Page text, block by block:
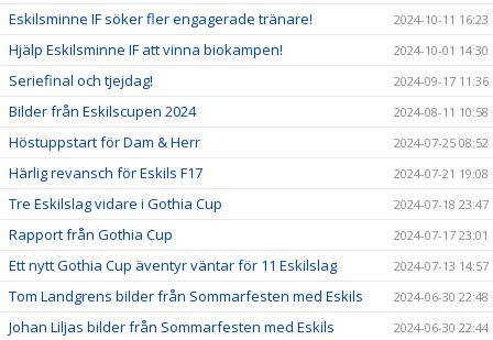
Eskilsminne IF söker fler engagerade tränare! 2024-10-11 16:23
Hjälp Eskilsminne IF att vinna biokampen! 2024-10-01 14:30
Seriefinal och tjejdag! 2024-09-17 11:36
Bilder från Eskilscupen 2024 2024-08-11 10:58
Höstuppstart för Dam & Herr 2024-07-25 08:52
Härlig revansch för Eskils F17 2024-07-21 19:08
Tre Eskilslag vidare i Gothia Cup 2024-07-18 23:47
Rapport från Gothia Cup 2024-07-17 23:01
Ett nytt Gothia Cup äventyr väntar för 11 Eskilslag 2024-07-13 14:57
Tom Landgrens bilder från Sommarfesten med Eskils 2024-06-30 22:48
Johan Liljas bilder från Sommarfesten med Eskils 2024-06-30 22:44